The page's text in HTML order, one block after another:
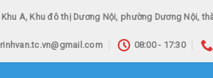
A, Khu đô thị Dương Nội, phường Dương Nội,
08:00 - 17:30